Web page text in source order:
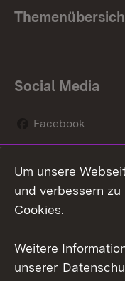
Social Media
Facebook
Social Wall
Youtube
Kontakt
Um unsere
und verbessern
Cookies.
Weitere
unserer